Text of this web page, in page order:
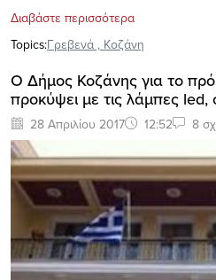
Διαβάστε περισσότερα
Topics:Γρεβενά , Κοζάνη
O Δήμος Κοζάνης για το
προκύψει με τις λάμπες
28 Απριλίου 2017 12:52 8